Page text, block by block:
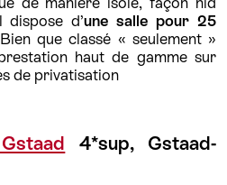
dispose d’une salle pour 25
que classé « seulement »
haut de gamme sur
de privatisation
4*sup, Gstaad-